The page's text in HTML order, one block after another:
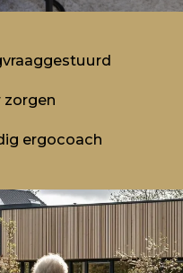
zorgen
ergocoach